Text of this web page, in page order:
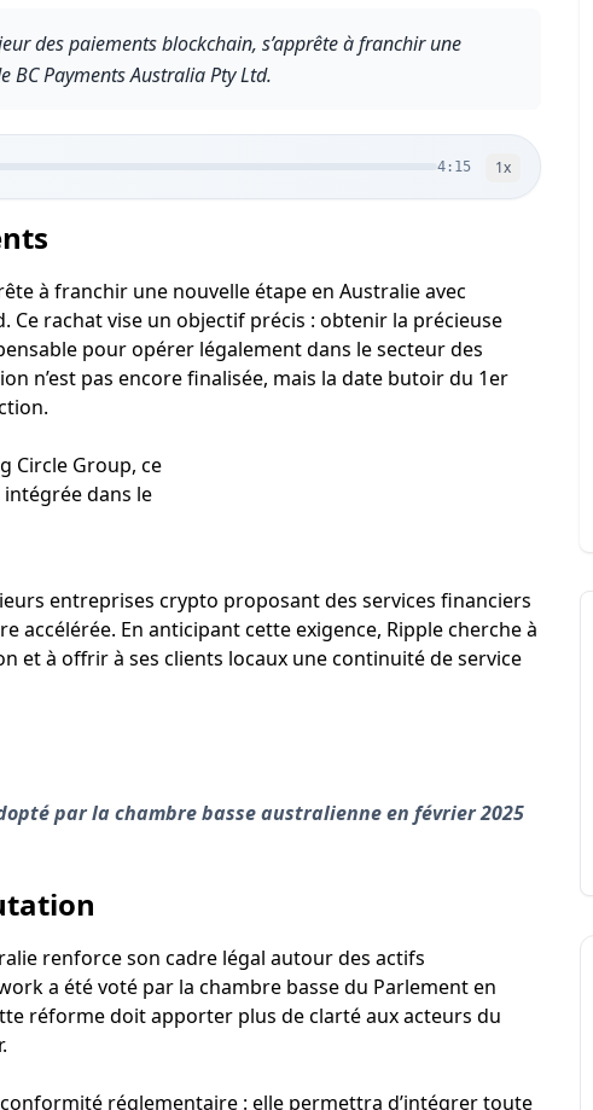
des paiements blockchain, s’apprête à franchir une
BC Payments Australia Pty Ltd.
4:15 1x
à franchir une nouvelle étape en Australie avec
Ce rachat vise un objectif précis : obtenir la précieuse
pour opérer légalement dans le secteur des
n’est pas encore finalisée, mais la date butoir du 1er
Circle Group, ce
dans le
entreprises crypto proposant des services financiers
accélérée. En anticipant cette exigence, Ripple cherche à
et à offrir à ses clients locaux une continuité de service
par la chambre basse australienne en février 2025
renforce son cadre légal autour des actifs
a été voté par la chambre basse du Parlement en
réforme doit apporter plus de clarté aux acteurs du
conformité réglementaire : elle permettra d’intégrer toute